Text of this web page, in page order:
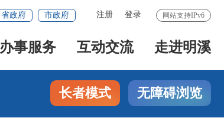
网站支持IPv6
注册 登录
省政府 市政府
办事服务 互动交流 走进明溪
长者模式 无障碍浏览